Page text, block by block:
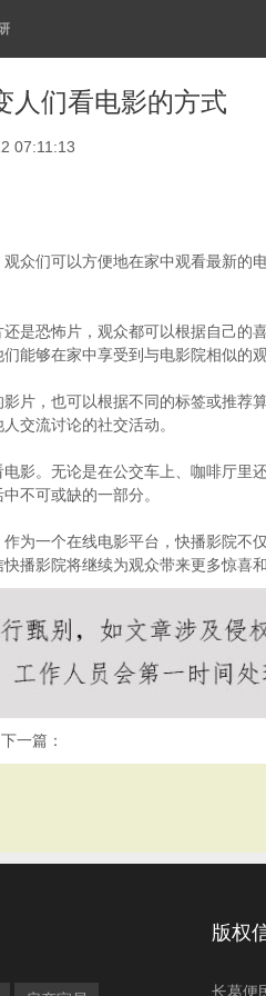
人们看电影的方式
07:11:13
众们可以方便地在家中观看最新的
是恐怖片，观众都可以根据自己的
能够在家中享受到与电影院相似的观
片，也可以根据不同的标签或推荐
交流讨论的社交活动。
影。无论是在公交车上、咖啡厅里
不可或缺的一部分。
为一个在线电影平台，快播影院不
播影院将继续为观众带来更多惊喜和
下一篇：
版权
长葛便